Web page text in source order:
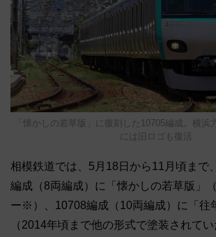
「懐かしの若草版」に復刻した10705編成。横浜
には旧ロゴも復活
相模鉄道では、5月18日から11月頃まで
編成（8両編成）に「懐かしの若草版」
ー※）、10708編成（10両編成）に「往
（2014年頃まで他の形式で塗装されて